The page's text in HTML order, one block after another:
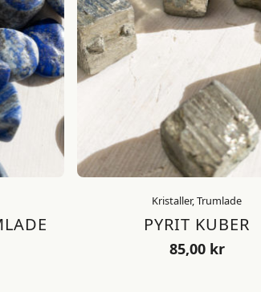
Kristaller, Trumlade
PYRIT KUBER
85,00 kr